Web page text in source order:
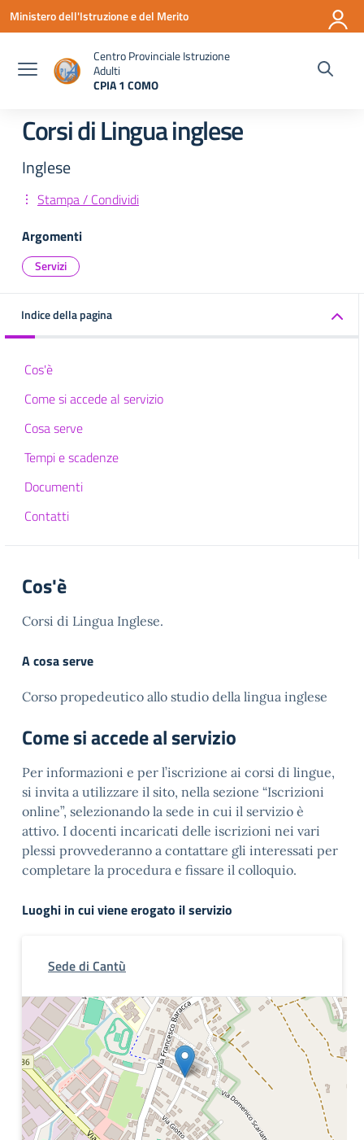
Vai ai contenuti
Vai al menu di navigazione
Vai al footer
Ministero dell'Istruzione e del Merito
Centro Provinciale Istruzione
Adulti
CPIA 1 COMO
Corsi di Lingua inglese
Inglese
Stampa / Condividi
Argomenti
Servizi
Indice della pagina
Cos'è
Come si accede al servizio
Cosa serve
Tempi e scadenze
Documenti
Contatti
Cos'è
Corsi di Lingua Inglese.
A cosa serve
Corso propedeutico allo studio della lingua inglese
Come si accede al servizio
Per informazioni e per l’iscrizione ai corsi di lingue,
si invita a utilizzare il sito, nella sezione “Iscrizioni
online”, selezionando la sede in cui il servizio è
attivo. I docenti incaricati delle iscrizioni nei vari
plessi provvederanno a contattare gli interessati per
completare la procedura e fissare il colloquio.
Luoghi in cui viene erogato il servizio
Sede di Cantù